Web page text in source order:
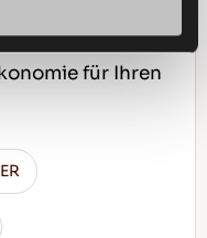
für Ihren